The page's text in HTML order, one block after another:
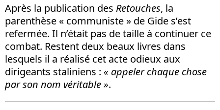
Après la publication des Retouches, la
parenthèse « communiste » de Gide s’est
refermée. Il n’était pas de taille à continuer ce
combat. Restent deux beaux livres dans
lesquels il a réalisé cet acte odieux aux
dirigeants staliniens : « appeler chaque chose
par son nom véritable ».